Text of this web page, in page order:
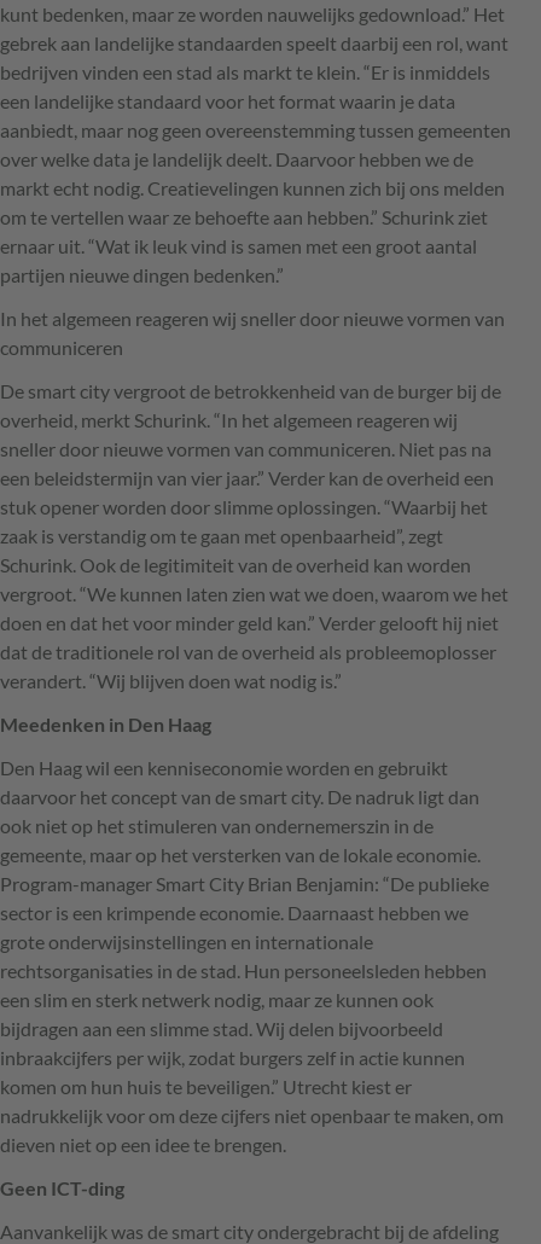
kunt bedenken, maar ze worden nauwelijks gedownload.” Het
gebrek aan landelijke standaarden speelt daarbij een rol, want
bedrijven vinden een stad als markt te klein. “Er is inmiddels
een landelijke standaard voor het format waarin je data
aanbiedt, maar nog geen overeenstemming tussen gemeenten
over welke data je landelijk deelt. Daarvoor hebben we de
markt echt nodig. Creatievelingen kunnen zich bij ons melden
om te vertellen waar ze behoefte aan hebben.” Schurink ziet
ernaar uit. “Wat ik leuk vind is samen met een groot aantal
partijen nieuwe dingen bedenken.”
In het algemeen reageren wij sneller door nieuwe vormen van
communiceren
De smart city vergroot de betrokkenheid van de burger bij de
overheid, merkt Schurink. “In het algemeen reageren wij
sneller door nieuwe vormen van communiceren. Niet pas na
een beleidstermijn van vier jaar.” Verder kan de overheid een
stuk opener worden door slimme oplossingen. “Waarbij het
zaak is verstandig om te gaan met openbaarheid”, zegt
Schurink. Ook de legitimiteit van de overheid kan worden
vergroot. “We kunnen laten zien wat we doen, waarom we het
doen en dat het voor minder geld kan.” Verder gelooft hij niet
dat de traditionele rol van de overheid als probleemoplosser
verandert. “Wij blijven doen wat nodig is.”
Meedenken in Den Haag
Den Haag wil een kenniseconomie worden en gebruikt
daarvoor het concept van de smart city. De nadruk ligt dan
ook niet op het stimuleren van ondernemerszin in de
gemeente, maar op het versterken van de lokale economie.
Program-manager Smart City Brian Benjamin: “De publieke
sector is een krimpende economie. Daarnaast hebben we
grote onderwijsinstellingen en internationale
rechtsorganisaties in de stad. Hun personeelsleden hebben
een slim en sterk netwerk nodig, maar ze kunnen ook
bijdragen aan een slimme stad. Wij delen bijvoorbeeld
inbraakcijfers per wijk, zodat burgers zelf in actie kunnen
komen om hun huis te beveiligen.” Utrecht kiest er
nadrukkelijk voor om deze cijfers niet openbaar te maken, om
dieven niet op een idee te brengen.
Geen ICT-ding
Aanvankelijk was de smart city ondergebracht bij de afdeling